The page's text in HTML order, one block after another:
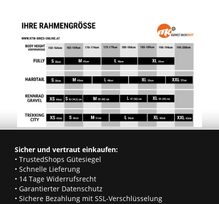
Sicher und vertraut einkaufen:
• TrustedShops Gütesiegel
• Schnelle Lieferung
• 14 Tage Widerrufsrecht
• Garantierter Datenschutz
• Sichere Bezahlung mit SSL-Verschlüsselung